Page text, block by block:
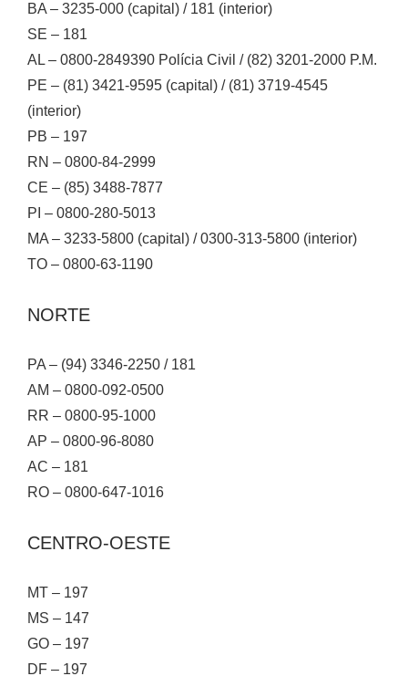
BA – 3235-000 (capital) / 181 (interior)
SE – 181
AL – 0800-2849390 Polícia Civil / (82) 3201-2000 P.M.
PE – (81) 3421-9595 (capital) / (81) 3719-4545
(interior)
PB – 197
RN – 0800-84-2999
CE – (85) 3488-7877
PI – 0800-280-5013
MA – 3233-5800 (capital) / 0300-313-5800 (interior)
TO – 0800-63-1190
NORTE
PA – (94) 3346-2250 / 181
AM – 0800-092-0500
RR – 0800-95-1000
AP – 0800-96-8080
AC – 181
RO – 0800-647-1016
CENTRO-OESTE
MT – 197
MS – 147
GO – 197
DF – 197